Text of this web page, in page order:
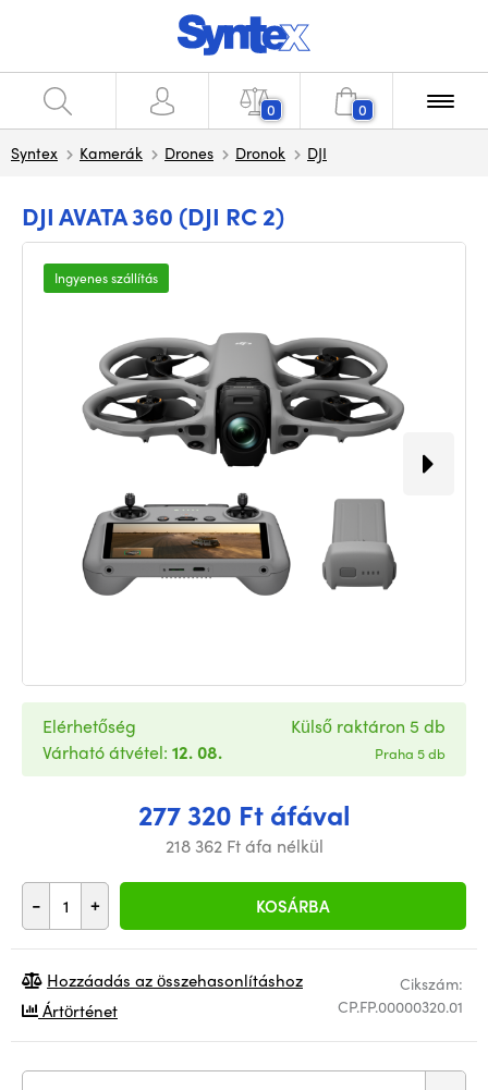
0 0
Syntex Kamerák Drones Dronok DJI
DJI AVATA 360 (DJI RC 2)
Ingyenes szállítás
277 320 Ft áfával
218 362 Ft áfa nélkül
- + KOSÁRBA
Elérhetőség
Várható átvétel: 12. 08.
Külső raktáron 5 db
Praha 5 db
Cikszám:
CP.FP.00000320.01
Hozzáadás az összehasonlításhoz
Ártörténet